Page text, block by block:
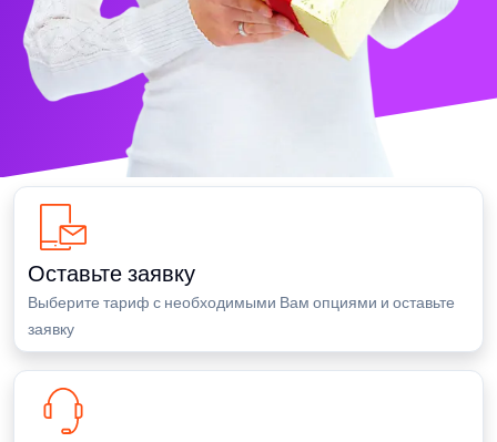
Оставьте заявку
Выберите тариф с необходимыми Вам опциями и оставьте
заявку